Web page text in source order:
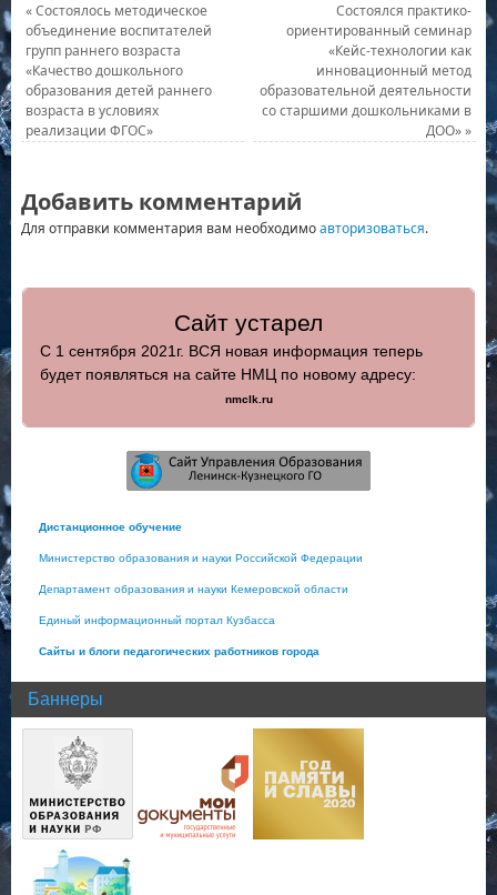
«Состоялось методическое
объединение воспитателей
групп раннего возраста
«Качество дошкольного
образования детей раннего
возраста в условиях
реализации ФГОС»
Состоялся практико-
ориентированный семинар
«Кейс-технологии как
инновационный метод
образовательной деятельности
со старшими дошкольниками в
ДОО»»
Добавить комментарий
Для отправки комментария вам необходимоавторизоваться.
Сайт устарел
С 1 сентября 2021г. ВСЯ новая информация теперь
будет появляться на сайте НМЦ по новому адресу:
nmclk.ru
Дистанционное обучение
Министерство образования и науки Российской Федерации
Департамент образования и науки Кемеровской области
Единый информационный портал Кузбасса
Сайты и блоги педагогических работников города
Баннеры